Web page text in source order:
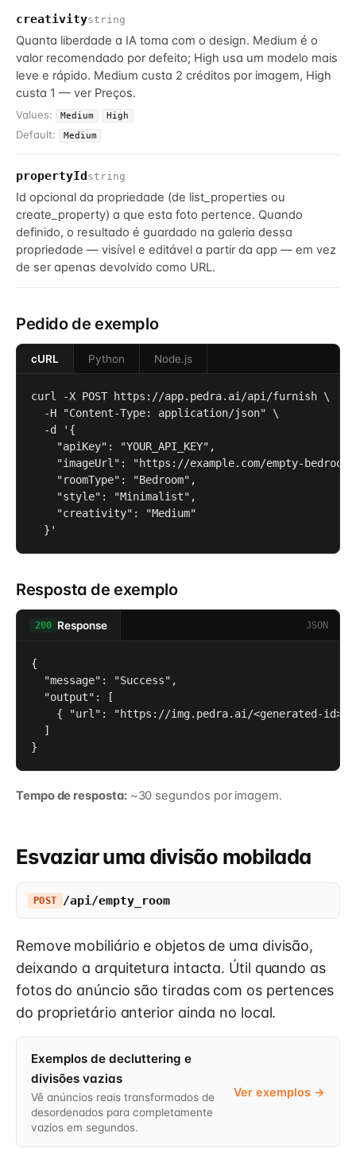
creativitystring
Quanta liberdade a IA toma com o design. Medium é o
valor recomendado por defeito; High usa um modelo mais
leve e rápido. Medium custa 2 créditos por imagem, High
custa 1 — ver Preços.
Values: Medium High
Default: Medium
propertyIdstring
Id opcional da propriedade (de list_properties ou
create_property) a que esta foto pertence. Quando
definido, o resultado é guardado na galeria dessa
propriedade — visível e editável a partir da app — em vez
de ser apenas devolvido como URL.
Pedido de exemplo
cURL Python Node.js
curl -X POST https://app.pedra.ai/api/furnish \
  -H "Content-Type: application/json" \
  -d '{
    "apiKey": "YOUR_API_KEY",
"imageUrl": "https://example.com/empty-
    "roomType": "Bedroom",
    "style": "Minimalist",
    "creativity": "Medium"
  }'
Resposta de exemplo
200 Response JSON
{
  "message": "Success",
  "output": [
{ "url": "https://img.pedra.ai/<generated-id>"
  ]
}
Tempo de resposta:~30 segundos por imagem.
Esvaziar uma divisão mobilada
POST /api/empty_room
Remove mobiliário e objetos de uma divisão,
deixando a arquitetura intacta. Útil quando as
fotos do anúncio são tiradas com os pertences
do proprietário anterior ainda no local.
Exemplos de decluttering e
divisões vazias
Vê anúncios reais transformados de
desordenados para completamente
vazios em segundos.
Ver exemplos →